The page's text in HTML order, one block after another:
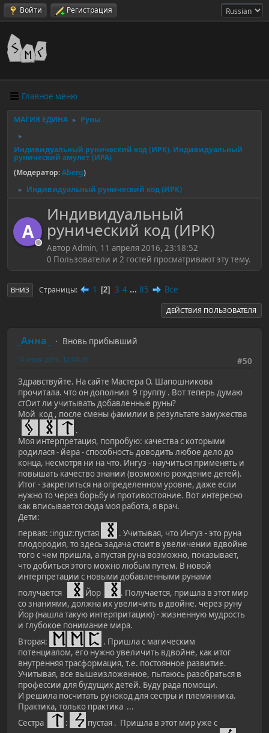
Войти Регистрация
Главное меню
МАГИЯ ЕДИНА ► Руны
►
Индивидуальный рунический код (ИРК). Индивидуальный
рунический амулет (ИРА)
(Модератор:Aberg)
► Индивидуальный рунический код (ИРК)
A
Индивидуальный
рунический код (ИРК)
Автор Admin, 11 апреля 2016, 23:18:52
0 Пользователи и 2 гостей просматривают эту тему.
ВНИЗ Страницы 1 2 3 4 ... 85 Все
ДЕЙСТВИЯ ПОЛЬЗОВАТЕЛЯ
_Анна_
Вновь прибывший
#50
14 июля 2016, 12:04:38
Здравствуйте. На сайте Мастера О. Шапошникова
прочитала. что он дополнил 9 группу . Вот теперь думаю
стОит ли учитывать добавленные руны?
Мой код , после смены фамилии в результате замужества
.
Моя интерпретация, попробую: качества с которыми
родилася - йера - способность доводить любое дело до
конца, несмотря ни на что. Ингуз - научиться применять и
повышать качество знании (возможно рождение детей).
Итог - закрепиться на определенном уровне, даже если
нужно то через борьбу и противостояние. Вот интересно
как вписывается сюда моя работа, я врач.
Дети:
первая: :inguz:пустая
. Учитывая, что Ингуз - это руна
плодородия, то здесь задача стоит в увеличении вдвойне
того с чем пришла, а пустая руна возможно, показывает,
что добиться этого можно любым путем. В новой
интерпретации с новыми добавленными рунами
получается
Йор
. Получается, пришла в этот мир
со знаниями, должна их увеличить в двойне. через руну
Йор (нашла такую интерпритацию) - жизненную мудрость
и глубокое понимание мира.
Вторая:
. Пришла с магическим
потенциалом, его нужно увеличить вдвойне, как итог
внутренняя трасформация, т.е. постоянное развитие.
Учитывая, все вышеизложенное, пытаюсь разобраться в
профессии для будущих детей. Буду рада помощи.
И решила посчитать рунокод для сестры и племянника.
Практика, только практика ...
Сестра
:
пустая . Пришла в этот мир уже с